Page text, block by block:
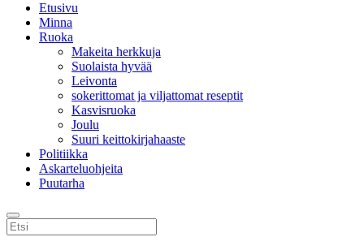
Etusivu
Minna
Ruoka
Makeita herkkuja
Suolaista hyvää
Leivonta
sokerittomat ja viljattomat reseptit
Kasvisruoka
Joulu
Suuri keittokirjahaaste
Politiikka
Askarteluohjeita
Puutarha